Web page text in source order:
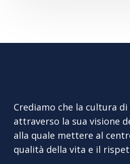
Crediamo che la cultura di
attraverso la sua visione
alla quale mettere al
qualità della vita e il